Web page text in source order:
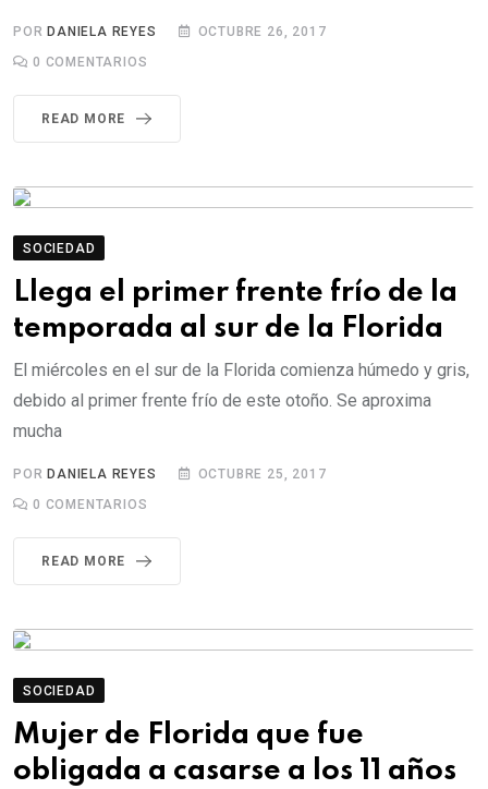
PORDANIELA REYES
OCTUBRE 26, 2017
0 COMENTARIOS
READ MORE
SOCIEDAD
Llega el primer frente frío de la
temporada al sur de la Florida
El miércoles en el sur de la Florida comienza húmedo y gris,
debido al primer frente frío de este otoño. Se aproxima
mucha
PORDANIELA REYES
OCTUBRE 25, 2017
0 COMENTARIOS
READ MORE
SOCIEDAD
Mujer de Florida que fue
obligada a casarse a los 11 años